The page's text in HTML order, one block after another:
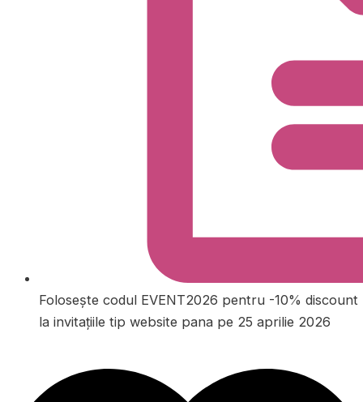
Folosește codul EVENT2026 pentru -10% discount
la invitațiile tip website pana pe 25 aprilie 2026